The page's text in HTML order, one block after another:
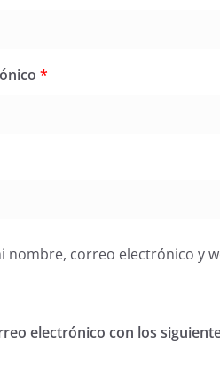
*
nombre, correo electrónico y
electrónico con los